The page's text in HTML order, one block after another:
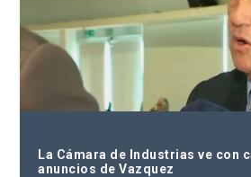
La Cámara de Industrias ve con
anuncios de Vazquez